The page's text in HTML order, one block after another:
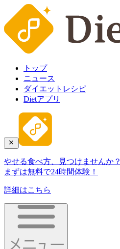
トップ
ニュース
ダイエットレシピ
Dietアプリ
やせる食べ方、見つけませんか？
まずは無料で24時間体験！
詳細はこちら